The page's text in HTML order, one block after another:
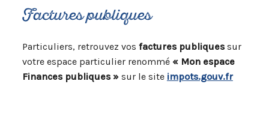
Factures publiques
Particuliers, retrouvez vos factures publiquessur
votre espace particulier renommé « Mon espace
Finances publiques »sur le site impots.gouv.fr